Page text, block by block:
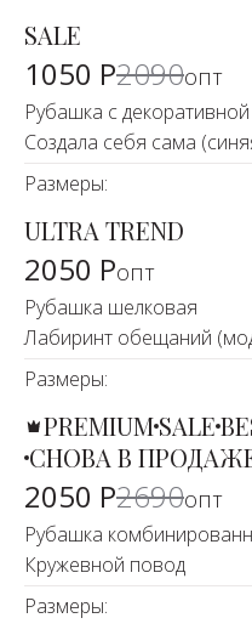
-49%
SALE
1050 Р2090опт
Рубашка с
Создала себя сама
Размеры:
ULTRA TREND
2050 Ропт
Рубашка шелковая
Лабиринт обещаний
Размеры:
-25%
PREMIUMSALE
СНОВА В
2050 Р2690опт
Рубашка
Кружевной повод
Размеры: